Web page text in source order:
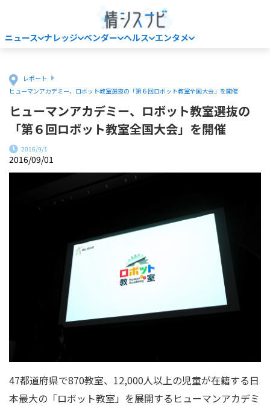
ニュース ナレッジ ベンダー ヘルス エンタメ
Home
レポート
ヒューマンアカデミー、ロボット教室選抜の「第６回ロボット教室全国大会」を開催
ヒューマンアカデミー、ロボット教室選抜の
「第６回ロボット教室全国大会」を開催
2016/9/1
2016/09/01
47都道府県で870教室、 12,000人以上の児童が在籍する日
本最大の「ロボット教室」を展開するヒューマンアカデミ